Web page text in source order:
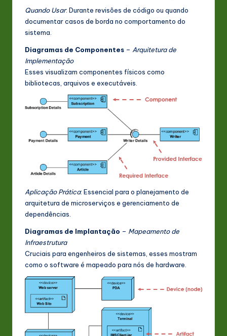
Quando Usar: Durante revisões de código ou quando
documentar casos de borda no comportamento do
sistema.
Diagramas de Componentes – Arquitetura de
Implementação
Esses visualizam componentes físicos como
bibliotecas, arquivos e executáveis.
Aplicação Prática: Essencial para o planejamento de
arquitetura de microserviços e gerenciamento de
dependências.
Diagramas de Implantação – Mapeamento de
Infraestrutura
Cruciais para engenheiros de sistemas, esses mostram
como o software é mapeado para nós de hardware.